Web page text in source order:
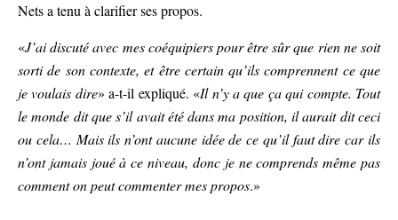
Nets a tenu à clarifier ses propos.
«J’ai discuté avec mes coéquipiers pour être sûr que rien ne soit
sorti de son contexte, et être certain qu’ils comprennent ce que
je voulais dire» a-t-il expliqué. «Il n’y a que ça qui compte. Tout
le monde dit que s’il avait été dans ma position, il aurait dit ceci
ou cela… Mais ils n’ont aucune idée de ce qu’il faut dire car ils
n’ont jamais joué à ce niveau, donc je ne comprends même pas
comment on peut commenter mes propos.»